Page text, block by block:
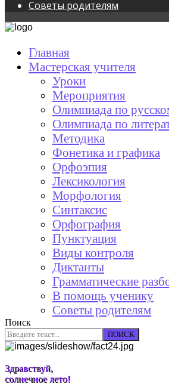
Советы родителям
Главная
Мастерская учителя
Уроки
Мероприятия
Олимпиада по
Олимпиада по
Методика
Фонетика и графика
Орфоэпия
Лексикология
Морфология
Синтаксис
Орфография
Пунктуация
Виды контроля
Диктанты
Грамматические
В помощь ученику
Советы родителям
Поиск
ПОИСК
Здравствуй,
солнечное лето!